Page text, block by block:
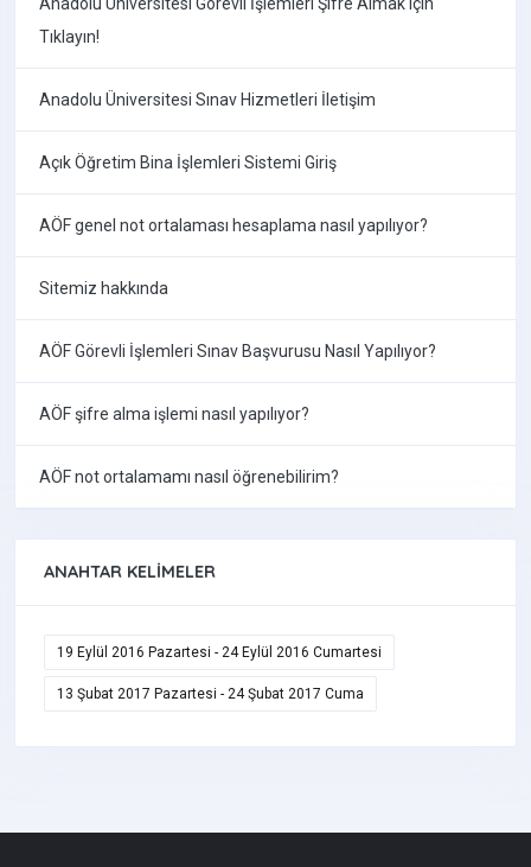
Tıklayın!
Anadolu Üniversitesi Sınav Hizmetleri İletişim
Açık Öğretim Bina İşlemleri Sistemi Giriş
AÖF genel not ortalaması hesaplama nasıl yapılıyor?
Sitemiz hakkında
AÖF Görevli İşlemleri Sınav Başvurusu Nasıl Yapılıyor?
AÖF şifre alma işlemi nasıl yapılıyor?
AÖF not ortalamamı nasıl öğrenebilirim?
ANAHTAR KELIMELER
19 Eylül 2016 Pazartesi - 24 Eylül 2016 Cumartesi
13 Şubat 2017 Pazartesi - 24 Şubat 2017 Cuma